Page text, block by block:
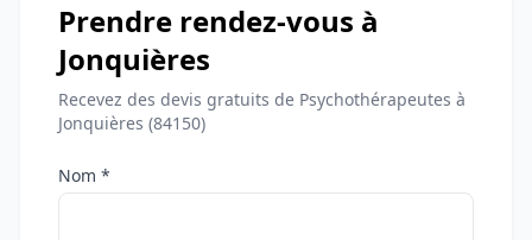
Prendre rendez-vous à
Jonquières
Recevez des devis gratuits de Psychothérapeutes à
Jonquières (84150)
Nom *